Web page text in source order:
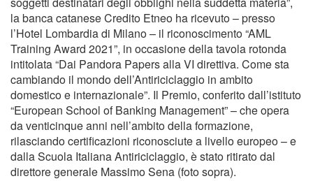
la banca catanese Credito Etneo ha ricevuto – presso
l’Hotel Lombardia di Milano – il riconoscimento “AML
Training Award 2021”, in occasione della tavola rotonda
intitolata “Dai Pandora Papers alla VI direttiva. Come sta
cambiando il mondo dell’Antiriciclaggio in ambito
domestico e internazionale”. Il Premio, conferito dall’istituto
“European School of Banking Management” – che opera
da venticinque anni nell’ambito della formazione,
rilasciando certificazioni riconosciute a livello europeo – e
dalla Scuola Italiana Antiriciclaggio, è stato ritirato dal
direttore generale Massimo Sena (foto sopra).